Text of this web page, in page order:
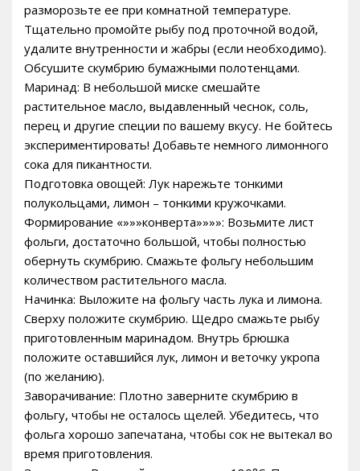
разморозьте ее при комнатной температуре.
Тщательно промойте рыбу под проточной водой,
удалите внутренности и жабры (если необходимо).
Обсушите скумбрию бумажными полотенцами.
Маринад: В небольшой миске смешайте
растительное масло, выдавленный чеснок, соль,
перец и другие специи по вашему вкусу. Не бойтесь
экспериментировать! Добавьте немного лимонного
сока для пикантности.
Подготовка овощей: Лук нарежьте тонкими
полукольцами, лимон – тонкими кружочками.
Формирование «»»»конверта»»»»: Возьмите лист
фольги, достаточно большой, чтобы полностью
обернуть скумбрию. Смажьте фольгу небольшим
количеством растительного масла.
Начинка: Выложите на фольгу часть лука и лимона.
Сверху положите скумбрию. Щедро смажьте рыбу
приготовленным маринадом. Внутрь брюшка
положите оставшийся лук, лимон и веточку укропа
(по желанию).
Заворачивание: Плотно заверните скумбрию в
фольгу, чтобы не осталось щелей. Убедитесь, что
фольга хорошо запечатана, чтобы сок не вытекал во
время приготовления.